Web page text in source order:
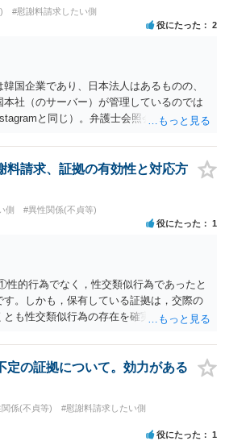
安定を守るためにも、お互いに距離を置
かと思います。
#慰謝料請求したい側
役にたった 2
国企業であり、日本法人はあるものの、
社（のサーバー）が管理しているのでは
と同じ）。弁護士会照会は日本法に
いと解されています（弁護士会によって
りますが、かなり限定されているので一般
し韓国本社がアカウント管理をしているな
ウチでは管理していない」という回答にな
情報の開示を求めても拒否されるでしょ
料請求、証拠の有効性と対応方
側 #異性関係(不貞等)
役にたった 1
的行為でなく，性交類似行為であったと
す。しかも，保有している証拠は，交際の
とも性交類似行為の存在を確実に証明でき
。ですから，慰謝料請求を進めることで
謝料額については，婚姻破綻に至っていな
れることになるかもしれません。 ②夫との
もらうか否かを検討するのがよいと思いま
証明（証明力を強めることも含む）でき
を進めるという考え方でもよいでしょ
定の証拠について。効力がある
係(不貞等)
#慰謝料請求したい側
役にたった 1